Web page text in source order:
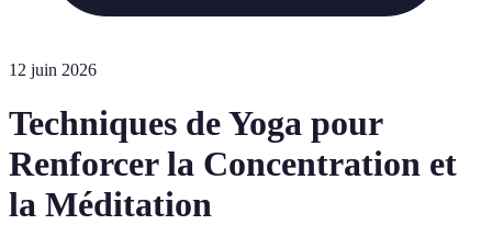
12 juin 2026
Techniques de Yoga pour
Renforcer la Concentration et
la Méditation